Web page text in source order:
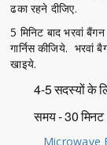
ढका रहने दीजिए.
5 मिनिट बाद भरवां
गार्निस कीजिये. भरवां
खाइये.
4-5 सदस्यों के
समय - 30 मिनट
Microwave